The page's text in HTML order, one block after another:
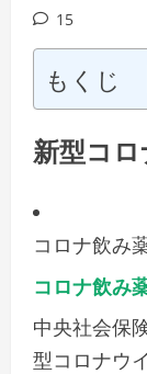
15
もくじ
新型コ
コロナ飲み
コロナ飲み
中央社会保
型コロナウ